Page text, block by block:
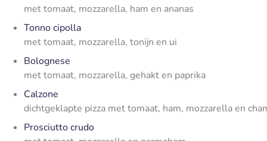
met tomaat, mozzarella, ham en ananas
Tonno cipolla
met tomaat, mozzarella, tonijn en ui
Bolognese
met tomaat, mozzarella, gehakt en paprika
Calzone
dichtgeklapte pizza met tomaat, ham, mozzarella en
Prosciutto crudo